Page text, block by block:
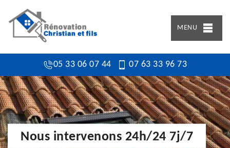
MENU
05 33 06 07 44 07 63 33 96 73
Nous intervenons 24h/24 7j/7